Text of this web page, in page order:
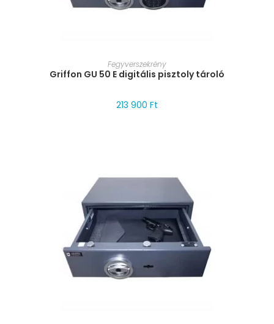
MÉRET VÁLASZTÁSA
Fegyverszekrény
Griffon GU 50 E digitális pisztoly tároló
213 900 Ft